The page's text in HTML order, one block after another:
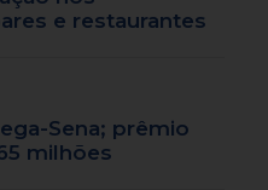
e restaurantes
Sena; prêmio
milhões